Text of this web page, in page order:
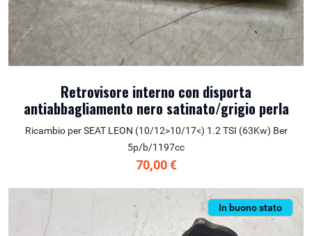
Retrovisore interno con disporta
antiabbagliamento nero satinato/grigio perla
Ricambio per SEAT LEON (10/12>10/17<) 1.2 TSI (63Kw) Ber
5p/b/1197cc
70,00 €
In buono stato